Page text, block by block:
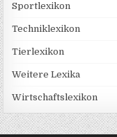
Sportlexikon
Techniklexikon
Tierlexikon
Weitere Lexika
Wirtschaftslexikon